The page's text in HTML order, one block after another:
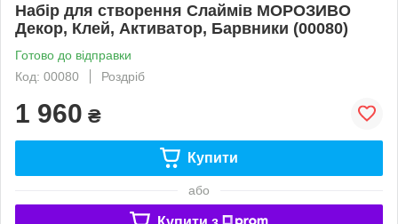
Набір для створення Слаймів МОРОЗИВО
Декор, Клей, Активатор, Барвники (00080)
Готово до відправки
Код: 00080
Роздріб
1 960 ₴
Купити
або